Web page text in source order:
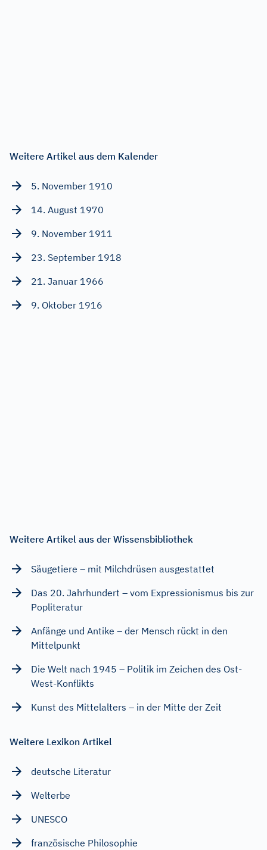
Weitere Artikel aus dem Kalender
5. November 1910
14. August 1970
9. November 1911
23. September 1918
21. Januar 1966
9. Oktober 1916
Weitere Artikel aus der Wissensbibliothek
Säugetiere – mit Milchdrüsen ausgestattet
Das 20. Jahrhundert – vom Expressionismus bis zur
Popliteratur
Anfänge und Antike – der Mensch rückt in den
Mittelpunkt
Die Welt nach 1945 – Politik im Zeichen des Ost-
West-Konflikts
Kunst des Mittelalters – in der Mitte der Zeit
Weitere Lexikon Artikel
deutsche Literatur
Welterbe
UNESCO
französische Philosophie